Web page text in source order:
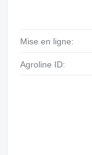
Mise en ligne:
Agroline ID: